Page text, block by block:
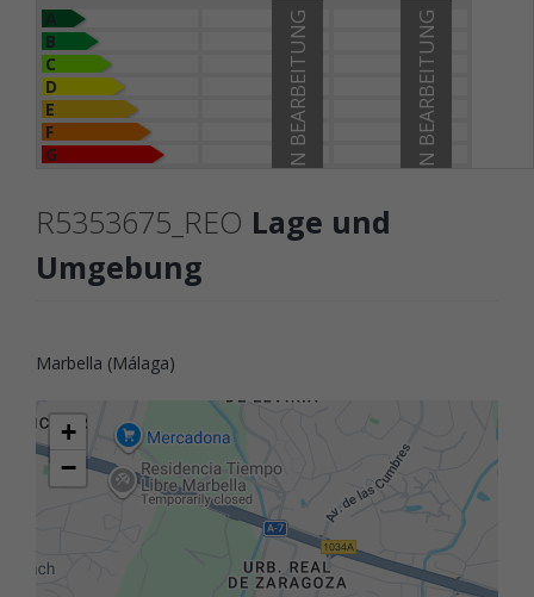
B
C
D
E
F
G
IN BEARBEITUNG
IN BEARBEITUNG
R5353675_REO Lage und
Umgebung
Marbella (Málaga)
+
−